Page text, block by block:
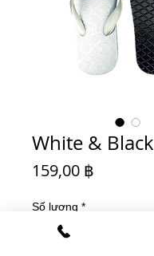
White & Black
159,00 ฿
Số lượng *